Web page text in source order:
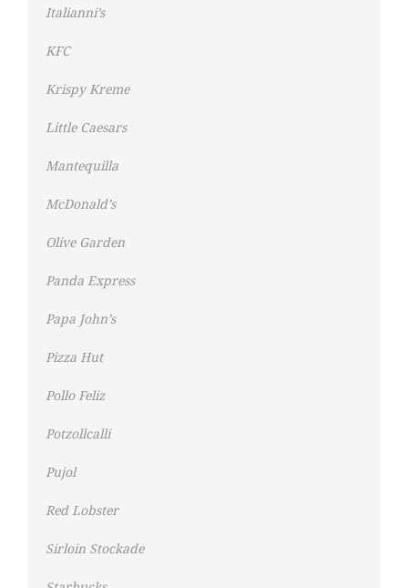
Italianni’s
KFC
Krispy Kreme
Little Caesars
Mantequilla
McDonald’s
Olive Garden
Panda Express
Papa John’s
Pizza Hut
Pollo Feliz
Potzollcalli
Pujol
Red Lobster
Sirloin Stockade